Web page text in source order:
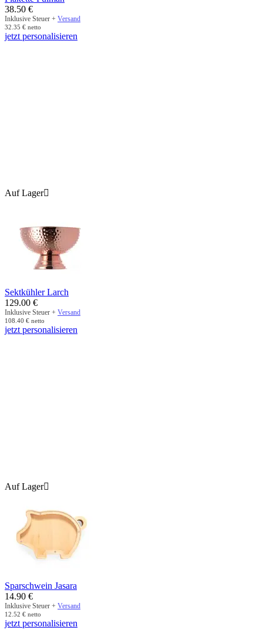
38.50 €
Inklusive Steuer + Versand
32.35 € netto
jetzt personalisieren
Auf Lager
Sektkühler Larch
129.00 €
Inklusive Steuer + Versand
108.40 € netto
jetzt personalisieren
Auf Lager
Sparschwein Jasara
14.90 €
Inklusive Steuer + Versand
12.52 € netto
jetzt personalisieren